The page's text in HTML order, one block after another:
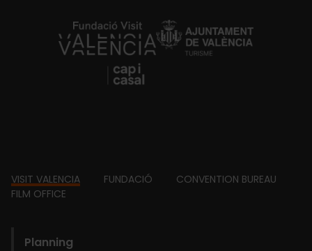
https://fundacion.visitvalencia.com/
Footer
VISIT VALENCIA FUNDACIÓ
CONVENTION BUREAU
FILM OFFICE
Planning